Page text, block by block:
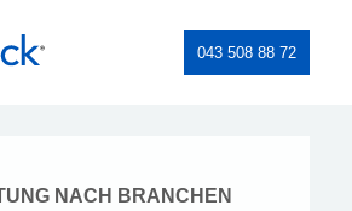
043 508 88 72
NACH BRANCHEN